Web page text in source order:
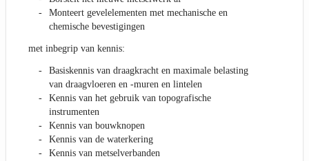
Monteert gevelelementen met mechanische en
chemische bevestigingen
met inbegrip van kennis:
Basiskennis van draagkracht en maximale belasting
van draagvloeren en -muren en lintelen
Kennis van het gebruik van topografische
instrumenten
Kennis van bouwknopen
Kennis van de waterkering
Kennis van metselverbanden